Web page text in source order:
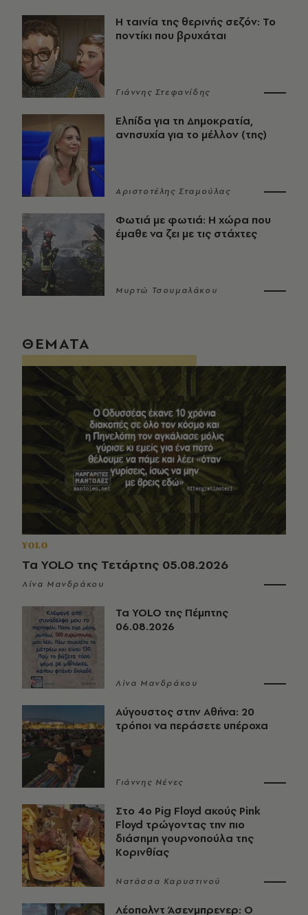
Η ταινία της θερινής σεζόν: Το
ποντίκι που βρυχάται
Γιάννης Στεφανίδης
Ελπίδα για τη Δημοκρατία,
ανησυχία για το μέλλον (της)
Αριστοτέλης Σταμούλας
Φωτιά με φωτιά: Η χώρα που
έμαθε να ζει με τις στάχτες
Μυρτώ Τσουμαλάκου
ΘΕΜΑΤΑ
YOLO
Τα YOLO της Τετάρτης 05.08.2026
Λίνα Μανδράκου
Τα YOLO της Πέμπτης
06.08.2026
Λίνα Μανδράκου
Αύγουστος στην Αθήνα: 20
τρόποι να περάσετε υπέροχα
Γιάννης Νένες
Στο 4ο Pig Floyd ακούς Pink
Floyd τρώγοντας την πιο
διάσημη γουρνοπούλα της
Κορινθίας
Νατάσσα Καρυστινού
Λέοπολντ Άσενμπρενερ: Ο